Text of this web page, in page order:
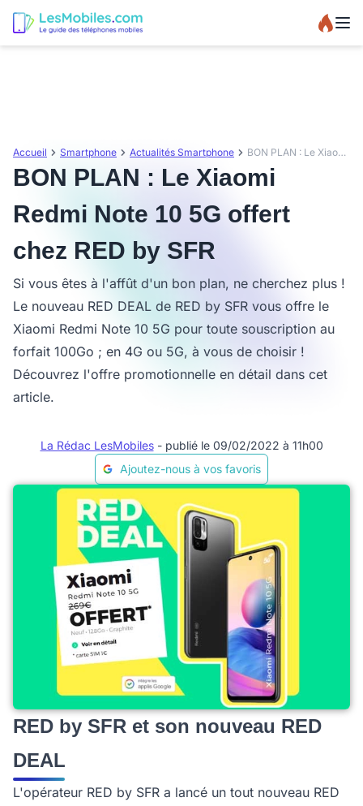
Accueil Smartphone Actualités Smartphone BON PLAN : Le Xiaomi Redmi Note 10 5G offert chez RED by SFR
BON PLAN : Le Xiaomi
Redmi Note 10 5G offert
chez RED by SFR
Si vous êtes à l'affût d'un bon plan, ne cherchez plus !
Le nouveau RED DEAL de RED by SFR vous offre le
Xiaomi Redmi Note 10 5G pour toute souscription au
forfait 100Go ; en 4G ou 5G, à vous de choisir !
Découvrez l'offre promotionnelle en détail dans cet
article.
La Rédac LesMobiles - publié le 09/02/2022 à 11h00
Ajoutez-nous à vos favoris
RED by SFR et son nouveau RED
DEAL
L'opérateur RED by SFR a lancé un tout nouveau RED